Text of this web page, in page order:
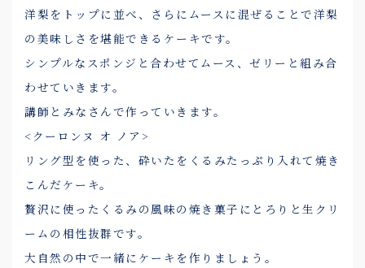
洋梨をトップに並べ、さらにムースに混ぜることで洋梨
の美味しさを堪能できるケーキです。
シンプルなスポンジと合わせてムース、ゼリーと組み合
わせていきます。
講師とみなさんで作っていきます。
<クーロンヌ オ ノア>
リング型を使った、砕いたをくるみたっぷり入れて焼き
こんだケーキ。
贅沢に使ったくるみの風味の焼き菓子にとろりと生クリ
ームの相性抜群です。
大自然の中で一緒にケーキを作りましょう。